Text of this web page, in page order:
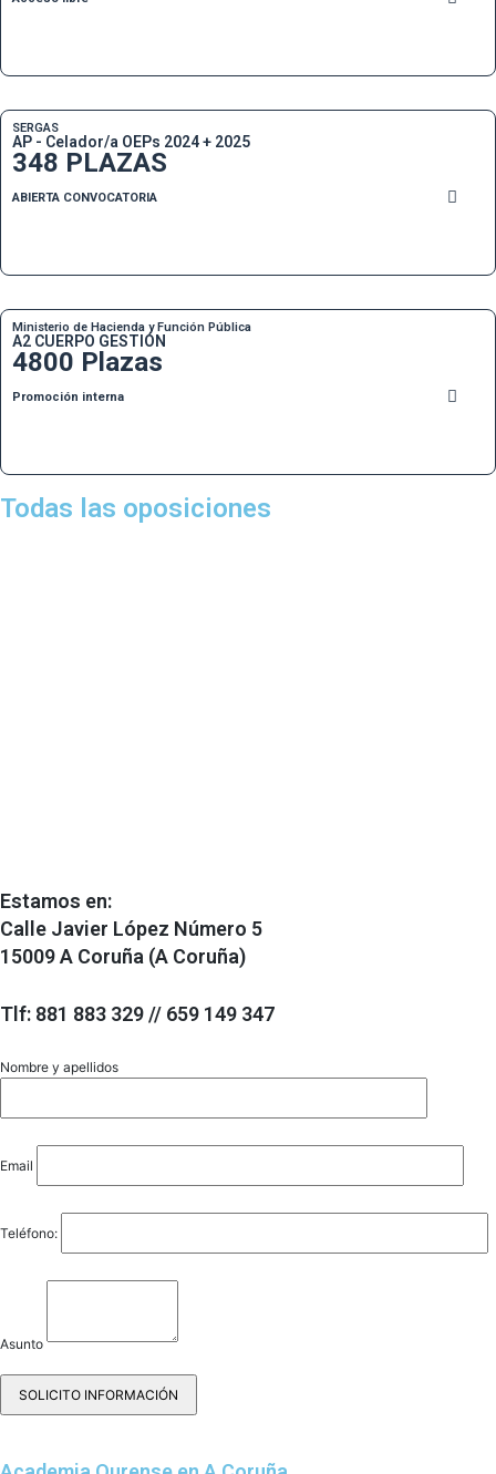
SERGAS
AP - Celador/a OEPs 2024 + 2025
348 PLAZAS
ABIERTA CONVOCATORIA
Ministerio de Hacienda y Función Pública
A2 CUERPO GESTIÓN
4800 Plazas
Promoción interna
Todas las oposiciones
Estamos en:
Calle Javier López Número 5
15009 A Coruña (A Coruña)
Tlf: 881 883 329 // 659 149 347
Nombre y apellidos
Email
Teléfono:
Asunto